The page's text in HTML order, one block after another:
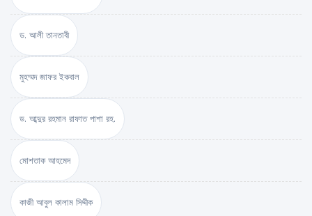
ড. আলী তানতাবী
মুহম্মদ জাফর ইকবাল
ড. আব্দুর রহমান রাফাত পাশা রহ.
মোশতাক আহমেদ
কাজী আবুল কালাম সিদ্দীক